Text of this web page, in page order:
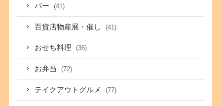
バー (41)
百貨店物産展・催し (41)
おせち料理 (36)
お弁当 (72)
テイクアウトグルメ (77)